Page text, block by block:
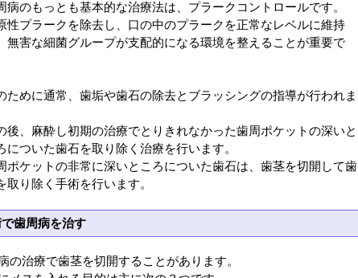
病のもっとも基本的な治療法は、プラークコントロールです。
性プラークを除去し、口の中のプラークを正常なレベルに維持
無害な細菌グループが支配的になる環境を整えることが重要で
ために通常、歯垢や歯石の除去とブラッシングの指導が行われま
後、麻酔し初期の治療でとりきれなかった歯周ポケットの深いと
についた歯石を取り除く治療を行います。
ポケットの非常に深いところについた歯石は、歯茎を切開して歯
取り除く手術を行います。
歯周病を治す
の治療で歯茎を切開することがあります。